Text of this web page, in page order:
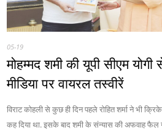
05-19
मोहम्मद शमी की यूपी सीएम
मीडिया पर वायरल तस्वीरें
विराट कोहली से कुछ ही दिन पहले रोहित शर्मा ने भी
कह दिया था. इसके बाद शमी के संन्यास की अफवाह